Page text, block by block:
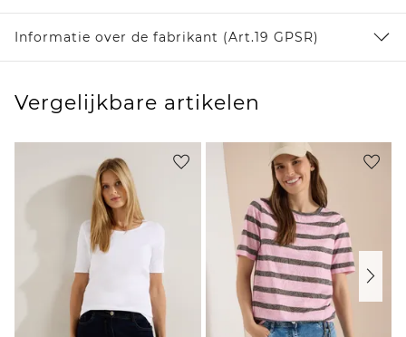
Informatie over de fabrikant (Art.19 GPSR)
Vergelijkbare artikelen